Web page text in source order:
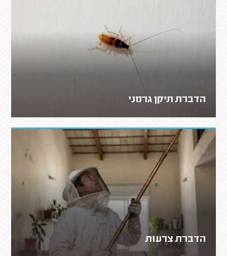
הדברת תיקן גרמני
הדברת צרעות